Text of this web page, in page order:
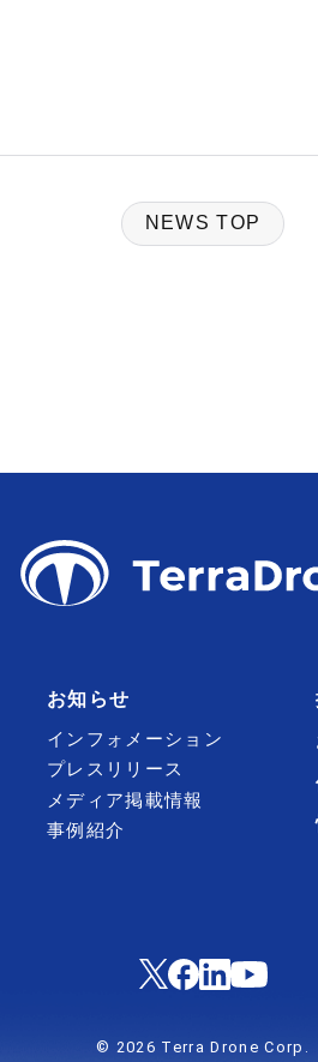
NEWS TOP
お知らせ
インフォメーション
プレスリリース
メディア掲載情報
事例紹介
© 2026 Terra Drone Corp.